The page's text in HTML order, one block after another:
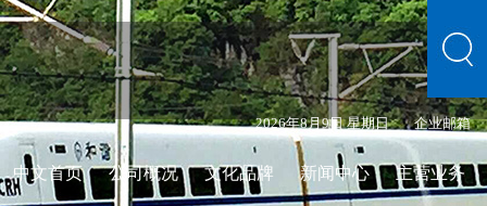
2026年8月9日 星期日 企业邮箱
中文首页 公司概况 文化品牌 新闻中心 主营业务